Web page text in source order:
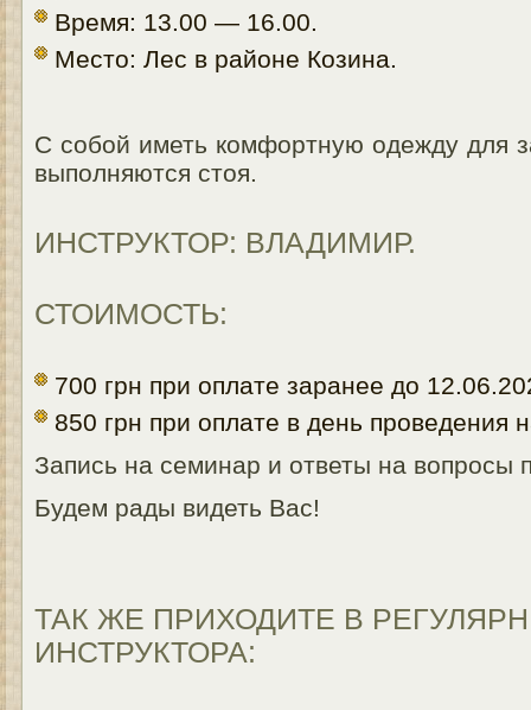
Время: 13.00 — 16.00.
Место: Лес в районе Козина.
С собой иметь комфортную одежду для
выполняются стоя.
ИНСТРУКТОР: ВЛАДИМИР.
СТОИМОСТЬ:
700 грн при оплате заранее до
850 грн при оплате в день проведения
Запись на семинар и ответы на вопросы
Будем рады видеть Вас!
ТАК ЖЕ ПРИХОДИТЕ В
ИНСТРУКТОРА: